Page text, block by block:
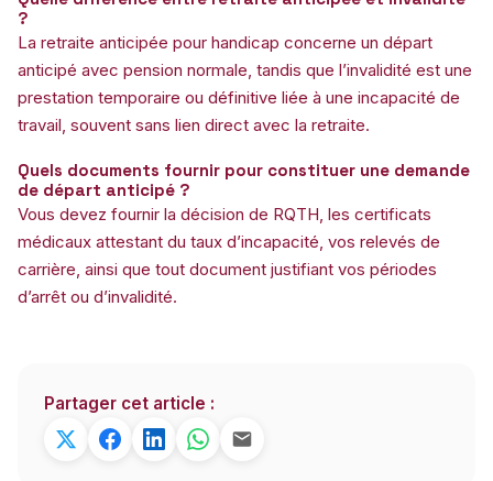
?
La retraite anticipée pour handicap concerne un départ
anticipé avec pension normale, tandis que l’invalidité est une
prestation temporaire ou définitive liée à une incapacité de
travail, souvent sans lien direct avec la retraite.
Quels documents fournir pour constituer une demande
de départ anticipé ?
Vous devez fournir la décision de RQTH, les certificats
médicaux attestant du taux d’incapacité, vos relevés de
carrière, ainsi que tout document justifiant vos périodes
d’arrêt ou d’invalidité.
Partager cet article :